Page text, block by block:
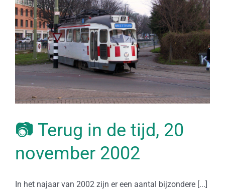
📷 Terug in de tijd, 20
november 2002
In het najaar van 2002 zijn er een aantal bijzondere [...]